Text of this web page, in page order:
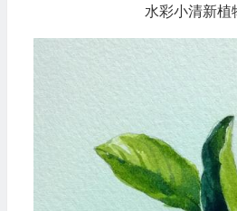
水彩小清新植